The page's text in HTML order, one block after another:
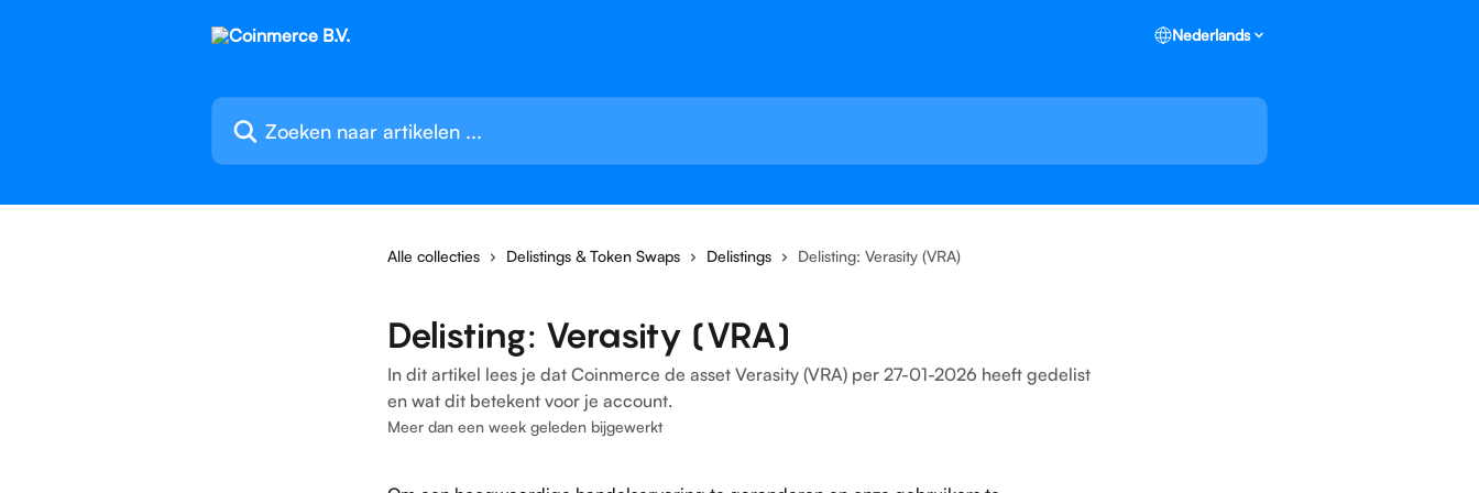
Nederlands
Zoeken naar artikelen ...
Alle collecties Delistings & Token Swaps Delistings Delisting: Verasity (VRA)
Delisting: Verasity (VRA)
In dit artikel lees je dat Coinmerce de asset Verasity (VRA) per 27-01-2026 heeft gedelist
en wat dit betekent voor je account.
Meer dan een week geleden bijgewerkt